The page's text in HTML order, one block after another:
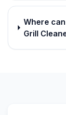
Where
Grill